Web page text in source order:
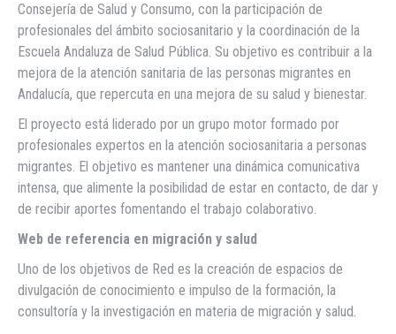
Consejería de Salud y Consumo, con la participación de
profesionales del ámbito sociosanitario y la coordinación de la
Escuela Andaluza de Salud Pública. Su objetivo es contribuir a la
mejora de la atención sanitaria de las personas migrantes en
Andalucía, que repercuta en una mejora de su salud y bienestar.
El proyecto está liderado por un grupo motor formado por
profesionales expertos en la atención sociosanitaria a personas
migrantes. El objetivo es mantener una dinámica comunicativa
intensa, que alimente la posibilidad de estar en contacto, de dar y
de recibir aportes fomentando el trabajo colaborativo.
Web de referencia en migración y salud
Uno de los objetivos de Red es la creación de espacios de
divulgación de conocimiento e impulso de la formación, la
consultoría y la investigación en materia de migración y salud.